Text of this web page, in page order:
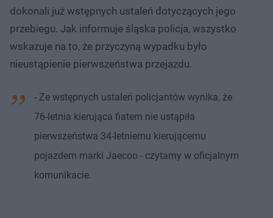
dokonali już wstępnych ustaleń dotyczących jego
przebiegu. Jak informuje śląska policja, wszystko
wskazuje na to, że przyczyną wypadku było
nieustąpienie pierwszeństwa przejazdu.
- Ze wstępnych ustaleń policjantów wynika, że
76-letnia kierująca fiatem nie ustąpiła
pierwszeństwa 34-letniemu kierującemu
pojazdem marki Jaecoo - czytamy w oficjalnym
komunikacie.